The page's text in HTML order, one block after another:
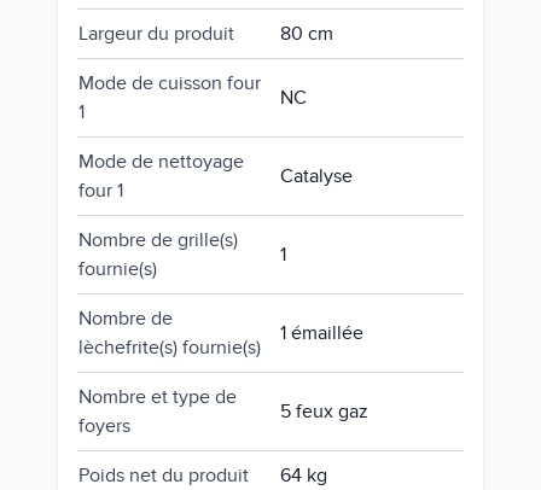
Largeur du produit 80 cm
Mode de cuisson four
1
NC
Mode de nettoyage
four 1
Catalyse
Nombre de grille(s)
fournie(s)
1
Nombre de
lèchefrite(s) fournie(s)
1 émaillée
Nombre et type de
foyers
5 feux gaz
Poids net du produit 64 kg